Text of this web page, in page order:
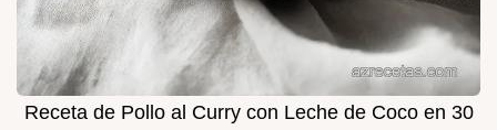
Receta de Pollo al Curry con Leche de Coco en 30